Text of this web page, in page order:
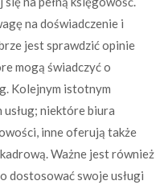
na doświadczenie i
jest sprawdzić opinie
mogą świadczyć o
Kolejnym istotnym
niektóre biura
inne oferują także
Ważne jest również
dostosować swoje usługi